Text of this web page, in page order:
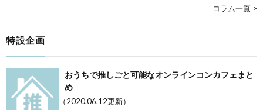
コラム一覧 >
特設企画
おうちで推しごと可能なオンラインコンカフェまと
め
（2020.06.12更新）